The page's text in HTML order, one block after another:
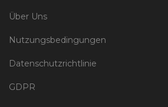
Über Uns
Nutzungsbedingungen
Datenschutzrichtlinie
GDPR